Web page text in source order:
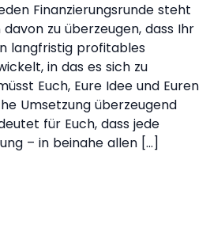
Finanzierungsrunde steht
zu überzeugen, dass Ihr
langfristig profitables
in das es sich zu
Euch, Eure Idee und Euren
Umsetzung überzeugend
für Euch, dass jede
– in beinahe allen […]